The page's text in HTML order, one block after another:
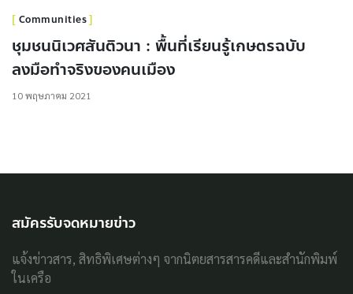
Communities
ชุมชนนิเวศสันติวนา : พื้นที่เรียนรู้เกษตรฉบับ
ลงมือทำจริงของคนเมือง
10 พฤษภาคม 2021
สมัครรับจดหมายข่าว
แจ้งข่าวสาร, สิทธิพิเศษต่างๆ จากนิตยสารสารคดีและสำนักพิมพ์
ในเครือ